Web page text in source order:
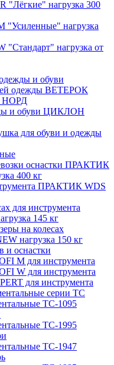
"Лёгкие" нагрузка 300
"Усиленные" нагрузка
"Стандарт" нагрузка от
и обуви
одежды ВЕТЕРОК
НОРД
и обуви ЦИКЛОН
для обуви и одежды
оснастки ПРАКТИК
400 кг
ПРАКТИК WDS
для инструмента
145 кг
на колесах
нагрузка 150 кг
и оснастки
M для инструмента
W для инструмента
для инструмента
серии ТС
TC-1095
TC-1995
ТС-1947